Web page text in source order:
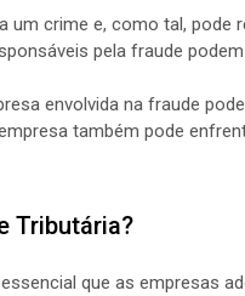
um crime e, como tal,
pela fraude
envolvida na fraude
também pode
Tributária?
que as empresas